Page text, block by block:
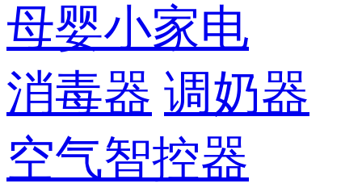
母婴小家电
消毒器 调奶器
空气智控器